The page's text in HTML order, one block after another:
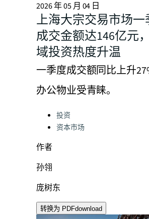
2026 年 05 月 04 日
上海大宗交易市场一
成交金额达146亿元
域投资热度升温
一季度成交额同比上升
办公物业受青睐。
Categories:
投资
资本市场
作者
孙翎
庞树东
转换为 PDFdownload